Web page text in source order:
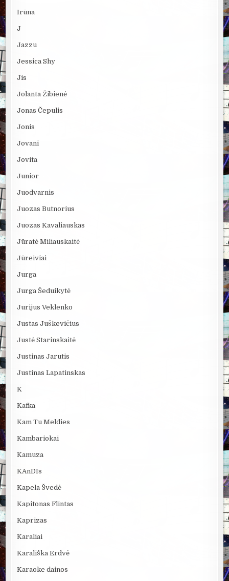
Irūna
J
Jazzu
Jessica Shy
Jis
Jolanta Žibienė
Jonas Čepulis
Jonis
Jovani
Jovita
Junior
Juodvarnis
Juozas Butnorius
Juozas Kavaliauskas
Jūratė Miliauskaitė
Jūreiviai
Jurga
Jurga Šeduikytė
Jurijus Veklenko
Justas Juškevičius
Justė Starinskaitė
Justinas Jarutis
Justinas Lapatinskas
K
Kafka
Kam Tu Meldies
Kambariokai
Kamuza
KAnDIs
Kapela Švedė
Kapitonas Flintas
Kaprizas
Karaliai
Karališka Erdvė
Karaoke dainos